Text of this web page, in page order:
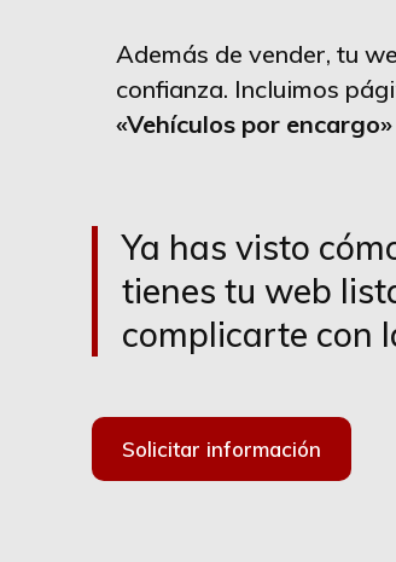
Además de vender, tu
confianza. Incluimos
«Vehículos por encargo»
Ya has visto
tienes tu web
complicarte con
Solicitar información